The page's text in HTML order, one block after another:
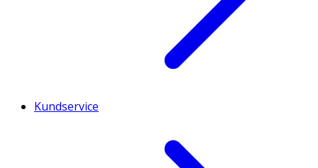
Kundservice